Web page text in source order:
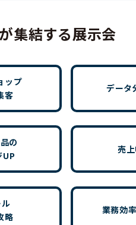
集結する展示会
ップ
客
データ
の
UP
売
略
業務効